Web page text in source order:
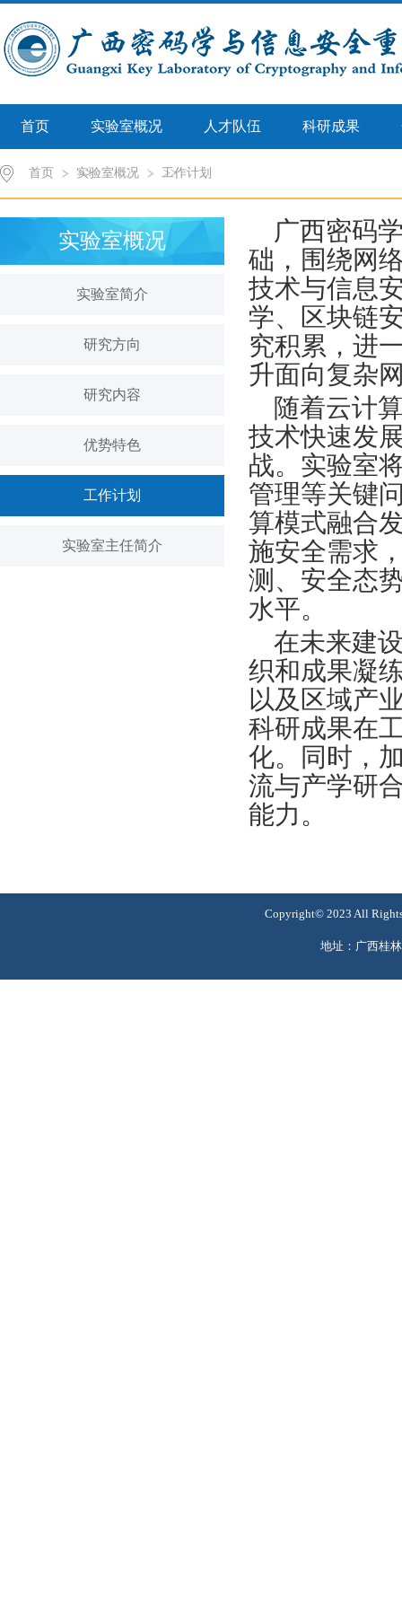
首页 实验室概况 人才队伍 科研成果
首页 >>
实验室概况 >>
工作计划
实验室概况
实验室简介
研究方向
研究内容
优势特色
工作计划
实验室主任简介
广西密码
础，围绕网
技术与信息
学、区块链
究积累，进
升面向复杂
随着云计
技术快速发
战。实验室
管理等关键
算模式融合
施安全需求
测、安全态
水平。
在未来建
织和成果凝
以及区域产
科研成果在
化。同时，
流与产学研
能力。
Copyright© 2023 All
地址：广西桂